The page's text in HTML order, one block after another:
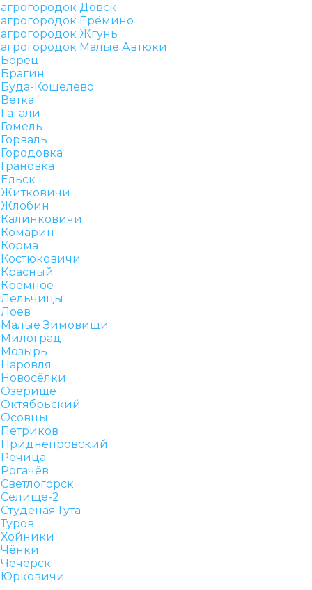
агрогородок Довск
агрогородок Ерёмино
агрогородок Жгунь
агрогородок Малые Автюки
Борец
Брагин
Буда-Кошелево
Ветка
Гагали
Гомель
Горваль
Городовка
Грановка
Ельск
Житковичи
Жлобин
Калинковичи
Комарин
Корма
Костюковичи
Красный
Кремное
Лельчицы
Лоев
Малые Зимовищи
Милоград
Мозырь
Наровля
Новосёлки
Озерище
Октябрьский
Осовцы
Петриков
Приднепровский
Речица
Рогачёв
Светлогорск
Селище-2
Студёная Гута
Туров
Хойники
Чёнки
Чечерск
Юрковичи